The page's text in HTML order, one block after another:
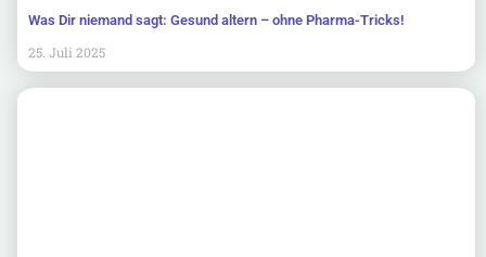
Was Dir niemand sagt: Gesund altern – ohne Pharma-Tricks!
25. Juli 2025